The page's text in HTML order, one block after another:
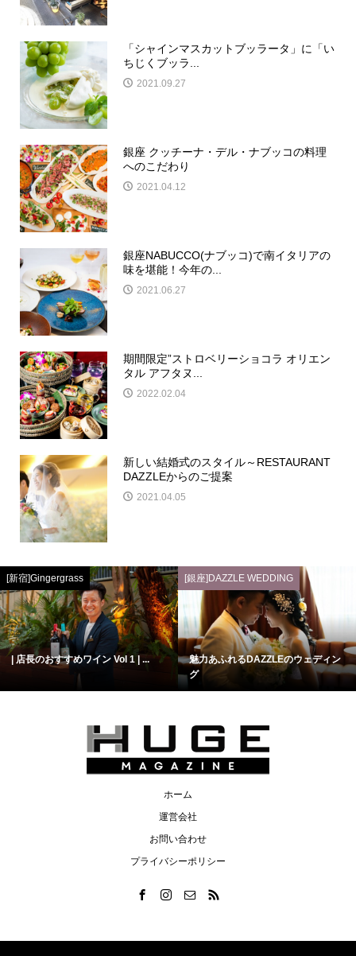
「シャインマスカットブッラータ」に「い
ちじくブッラ...
2021.09.27
銀座 クッチーナ・デル・ナブッコの料理
へのこだわり
2021.04.12
銀座NABUCCO(ナブッコ)で南イタリアの
味を堪能！今年の...
2021.06.27
期間限定”ストロベリーショコラ オリエン
タル アフタヌ...
2022.02.04
新しい結婚式のスタイル～RESTAURANT
DAZZLEからのご提案
2021.04.05
[新宿]Gingergrass
| 店長のおすすめワイン Vol 1 | ...
[銀座]DAZZLE WEDDING
魅力あふれるDAZZLEのウェディン
グ
ホーム
運営会社
お問い合わせ
プライバシーポリシー